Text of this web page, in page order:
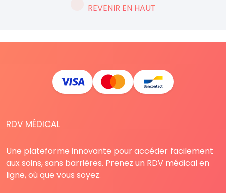
REVENIR EN HAUT
RDV MÉDICAL
Une plateforme innovante pour accéder facilement
aux soins, sans barrières. Prenez un RDV médical en
ligne, où que vous soyez.